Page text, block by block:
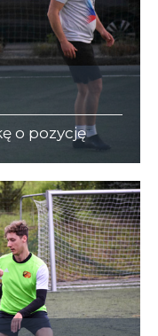
o pozycję
Naprzeciw
i ZAJC